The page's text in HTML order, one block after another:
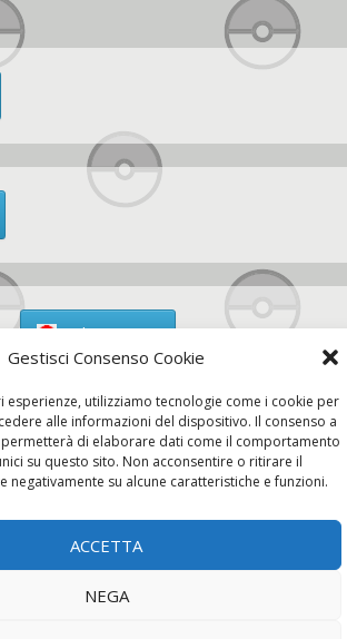
Gestisci Consenso Cookie
esperienze, utilizziamo tecnologie come i cookie per
alle informazioni del dispositivo. Il consenso a
di elaborare dati come il comportamento
su questo sito. Non acconsentire o ritirare il
negativamente su alcune caratteristiche e funzioni.
ACCETTA
NEGA
Chi siamo
Contatti
Contatti Privacy Policy